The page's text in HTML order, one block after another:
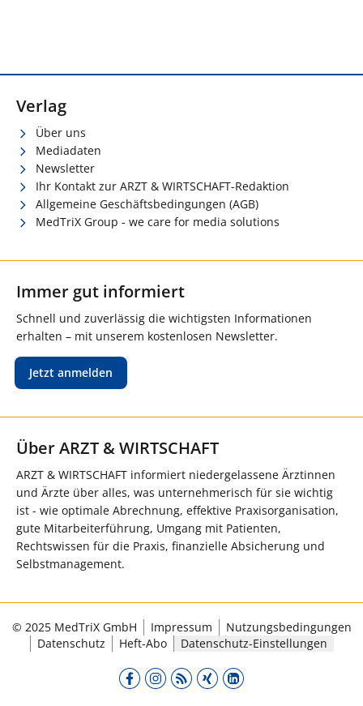
Verlag
Über uns
Mediadaten
Newsletter
Ihr Kontakt zur ARZT & WIRTSCHAFT-Redaktion
Allgemeine Geschäftsbedingungen (AGB)
MedTriX Group - we care for media solutions
Immer gut informiert
Schnell und zuverlässig die wichtigsten Informationen
erhalten – mit unserem kostenlosen Newsletter.
Jetzt anmelden
Über ARZT & WIRTSCHAFT
ARZT & WIRTSCHAFT informiert niedergelassene Ärztinnen
und Ärzte über alles, was unternehmerisch für sie wichtig
ist - wie optimale Abrechnung, effektive Praxisorganisation,
gute Mitarbeiterführung, Umgang mit Patienten,
Rechtswissen für die Praxis, finanzielle Absicherung und
Selbstmanagement.
© 2025 MedTriX GmbH Impressum
Nutzungsbedingungen
Datenschutz
Heft-Abo Datenschutz-Einstellungen